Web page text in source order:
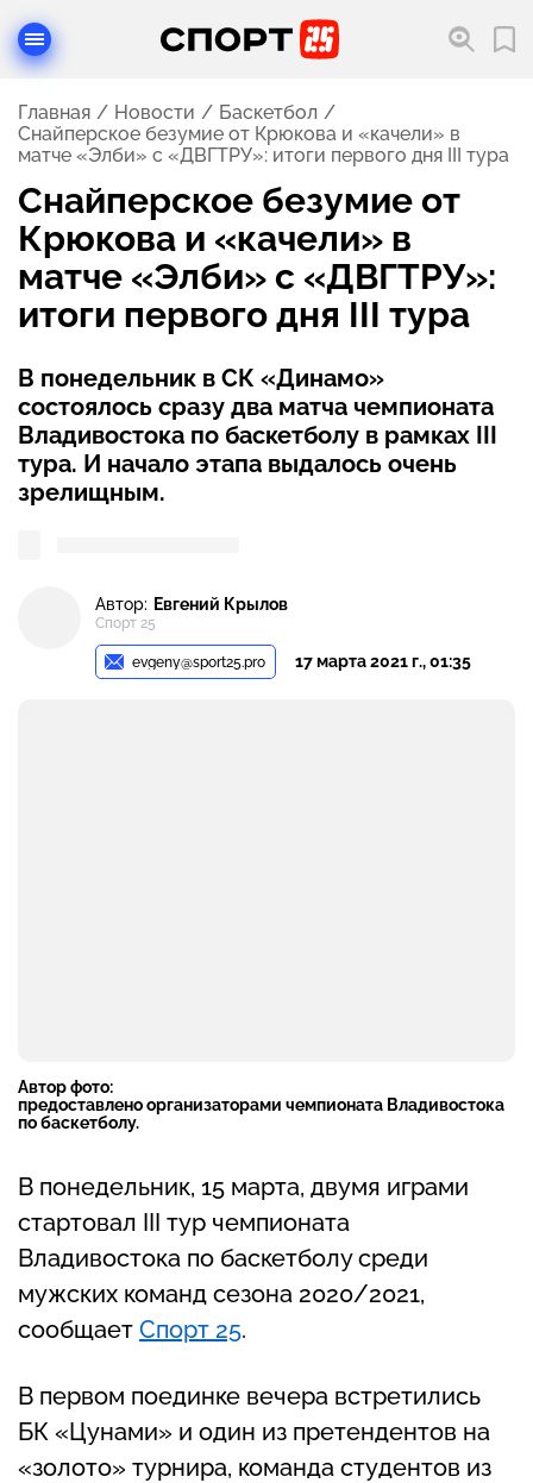
Главная Новости
Баскетбол
Снайперское безумие от Крюкова и «качели» в
матче «Элби» с «ДВГТРУ»: итоги первого дня III тура
Снайперское безумие от
Крюкова и «качели» в
матче «Элби» с «ДВГТРУ»:
итоги первого дня III тура
В понедельник в СК «Динамо»
состоялось сразу два матча чемпионата
Владивостока по баскетболу в рамках III
тура. И начало этапа выдалось очень
зрелищным.
Автор: Евгений Крылов
Спорт 25
evgeny@sport25.pro 17 марта 2021 г., 01:35
Автор фото:
предоставлено организаторами чемпионата Владивостока
по баскетболу.
В понедельник, 15 марта, двумя играми
стартовал III тур чемпионата
Владивостока по баскетболу среди
мужских команд сезона 2020/2021,
сообщает Спорт 25.
В первом поединке вечера встретились
БК «Цунами» и один из претендентов на
«золото» турнира, команда студентов из